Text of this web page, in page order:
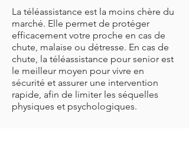
La téléassistance est la moins chère du
marché. Elle permet de protéger
efficacement votre proche en cas de
chute, malaise ou détresse. En cas de
chute, la téléassistance pour senior est
le meilleur moyen pour vivre en
sécurité et assurer une intervention
rapide, afin de limiter les séquelles
physiques et psychologiques.